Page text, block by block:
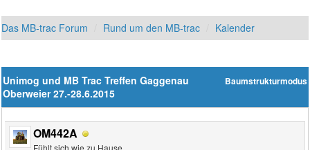
Das MB-trac Forum Rund um den MB-trac Kalender
Baumstrukturmodus
Unimog und MB Trac Treffen Gaggenau
Oberweier 27.-28.6.2015
OM442A
Fühlt sich wie zu Hause